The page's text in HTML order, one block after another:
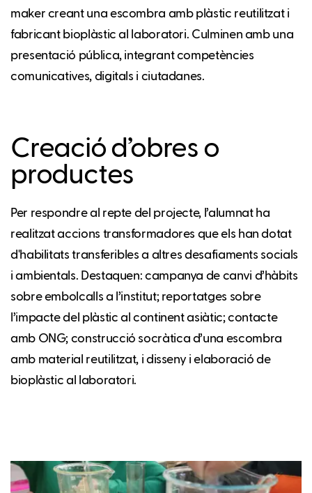
maker creant una escombra amb plàstic reutilitzat i
fabricant bioplàstic al laboratori. Culminen amb una
presentació pública, integrant competències
comunicatives, digitals i ciutadanes.
Creació d’obres o
productes
Per respondre al repte del projecte, l’alumnat ha
realitzat accions transformadores que els han dotat
d'habilitats transferibles a altres desafiaments socials
i ambientals. Destaquen: campanya de canvi d’hàbits
sobre embolcalls a l’institut; reportatges sobre
l’impacte del plàstic al continent asiàtic; contacte
amb ONG; construcció socràtica d’una escombra
amb material reutilitzat, i disseny i elaboració de
bioplàstic al laboratori.